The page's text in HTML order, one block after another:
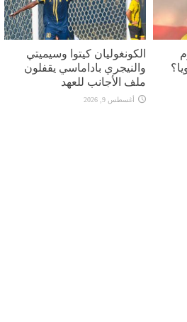
الكونغوليان كيتوا وسيميتي
والنيجري باداماسي يقفلون
ملف الأجانب للعهد
أغسطس 9, 2026